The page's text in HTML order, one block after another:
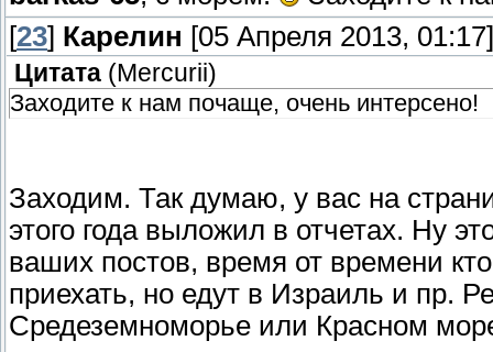
[23] Карелин [05 Апреля 2013, 01:17]
Цитата (Mercurii)
Заходите к нам почаще, очень интерсено!
Заходим. Так думаю, у вас на
этого года выложил в отчетах. Ну
ваших постов, время от времени
приехать, но едут в Израиль и пр.
Средеземноморье или Красном